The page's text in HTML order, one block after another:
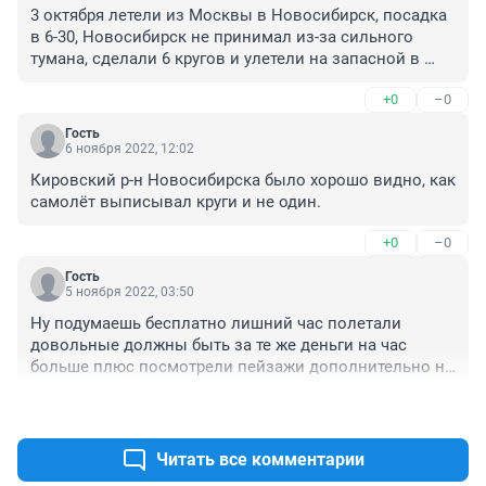
3 октября летели из Москвы в Новосибирск, посадка
в 6-30, Новосибирск не принимал из-за сильного
тумана, сделали 6 кругов и улетели на запасной в
назад а Толмачево. Это происходит всё из -за
погодных условий.
+0 –0
Гость
6 ноября 2022, 12:02
Кировский р-н Новосибирска было хорошо видно, как
самолёт выписывал круги и не один.
+0 –0
Гость
5 ноября 2022, 03:50
Ну подумаешь бесплатно лишний час полетали
довольные должны быть за те же деньги на час
больше плюс посмотрели пейзажи дополнительно на
нашим посёлком почти круглосуточно борта идут с
двух сторон с правого берега ничего привыкли к
Читать все комментарии